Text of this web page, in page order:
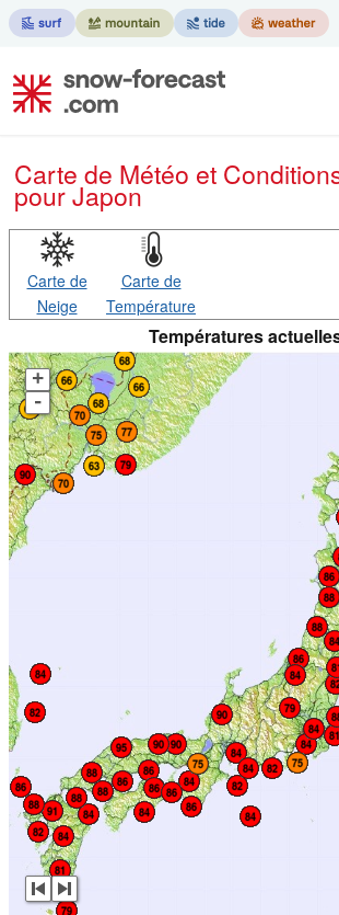
Carte de Météo et
pour Japon
Carte de
Neige
Carte de
Température
Températures
+
-